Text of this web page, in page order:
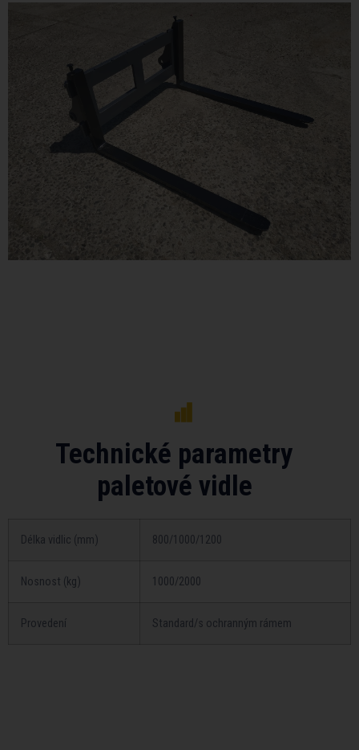
Technické parametry
paletové vidle
Délka vidlic (mm) 800/1000/1200
Nosnost (kg) 1000/2000
Provedení Standard/s ochranným rámem